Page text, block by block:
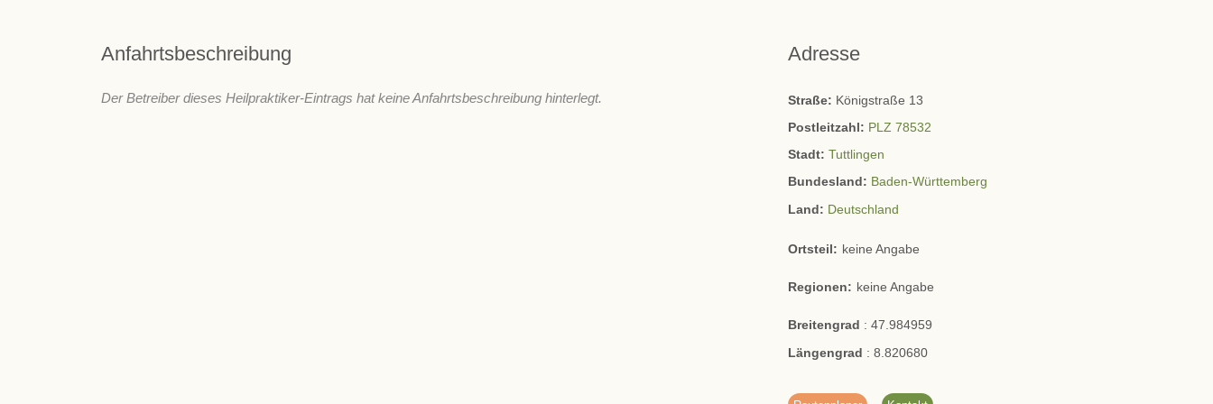
Anfahrtsbeschreibung
Der Betreiber dieses Heilpraktiker-Eintrags hat keine Anfahrtsbeschreibung hinterlegt.
Adresse
Straße: Königstraße 13
Postleitzahl: PLZ 78532
Stadt:Tuttlingen
Bundesland: Baden-Württemberg
Land: Deutschland
Ortsteil: keine Angabe
Regionen: keine Angabe
Breitengrad :47.984959
Längengrad :8.820680